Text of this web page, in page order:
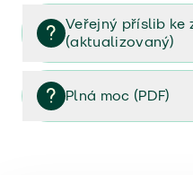
Informace o zpracování
Veřejný příslib ke
(aktualizovaný)
Veřejný příslib ke
Plná moc (PDF)